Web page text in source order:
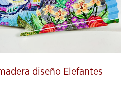
diseño Elefantes